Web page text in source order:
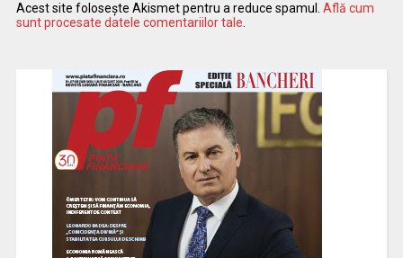
Acest site folosește Akismet pentru a reduce spamul. Află cum
sunt procesate datele comentariilor tale.